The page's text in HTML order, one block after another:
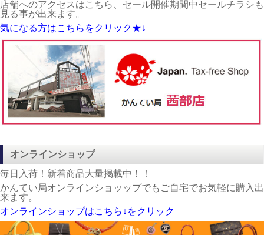
買取実績ロレックス 型番16613 サブマリーナーデイト ブ
ルー（ヴァイオレット）の買取・査定価格を公開！【茜
部】
買取実績 大人気のヴィトンの買取価格を教えます！ダミ
エライン｜ショルダーバッグ「N42230｜ サウス バン
ク」の査定ポイントとは？【買取実績】【茜部】
買取実績ロエベの新作バッグ「クッショントート」未使
用の買取価格とは！？【茜部】
買取実績【買取強化中】ヴィトンのポシェット・フロラ
ンティーヌ｜M51855｜ウエストポーチの買取価格のご紹
介です。【買取実績】【茜部】
買取実績GUCCI【グッチ】453181/スネークキーリング/
買取実績【茜部】
茜部店店舗案内